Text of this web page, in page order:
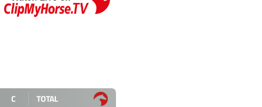
C
TOTAL